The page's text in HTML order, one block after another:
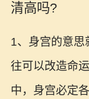
清高吗?
1、身宫的意思
往可以改造命
中，身宫必定